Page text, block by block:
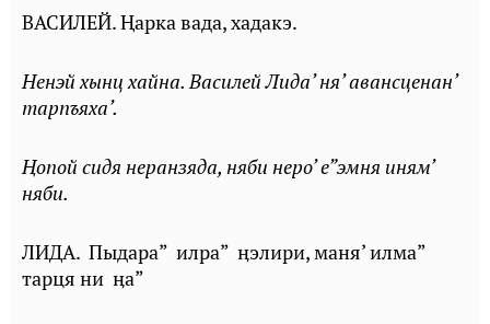
ВАСИЛЕЙ. Ⱨарка вада, хадакэ.
Ненэй хынц хайна. Василей Лида’ ня’ авансценан’
тарпъяха’.
Ⱨопой сидя неранзяда, няби неро’ е”эмня иням’
няби.
ЛИДА. Пыдара” илра” ӊэлири, маня’ илма”
тарця ни ӊа”